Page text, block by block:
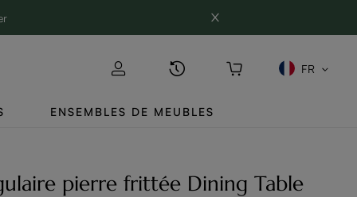
FR
ENSEMBLES DE MEUBLES
Lire-Rectangulaire pierre frittée Dining Table